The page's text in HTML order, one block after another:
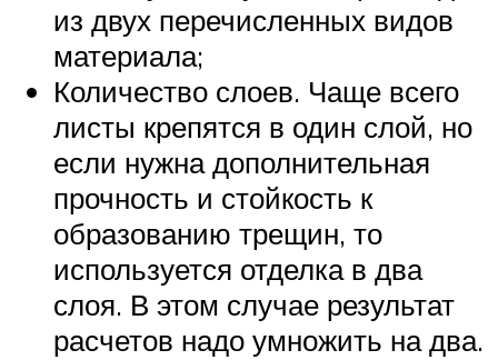
из двух перечисленных видов
материала;
Количество слоев. Чаще всего
листы крепятся в один слой, но
если нужна дополнительная
прочность и стойкость к
образованию трещин, то
используется отделка в два
слоя. В этом случае результат
расчетов надо умножить на два.